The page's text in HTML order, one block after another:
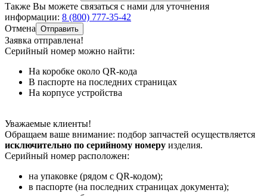
Также Вы можете связаться с нами для уточнения
информации: 8 (800) 777-35-42
Отмена Отправить
Заявка отправлена!
Серийный номер можно найти:
На коробке около QR-кода
В паспорте на последних страницах
На корпусе устройства
Уважаемые клиенты!
Обращаем ваше внимание: подбор запчастей осуществляется
исключительно по серийному номеру изделия.
Серийный номер расположен:
на упаковке (рядом с QR-кодом);
в паспорте (на последних страницах документа);